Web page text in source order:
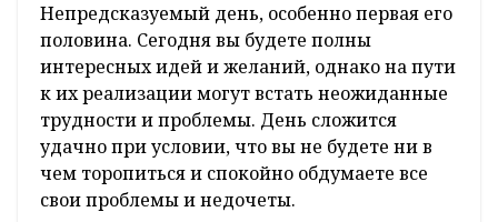
Непредсказуемый день, особенно первая его
половина. Сегодня вы будете полны
интересных идей и желаний, однако на пути
к их реализации могут встать неожиданные
трудности и проблемы. День сложится
удачно при условии, что вы не будете ни в
чем торопиться и спокойно обдумаете все
свои проблемы и недочеты.